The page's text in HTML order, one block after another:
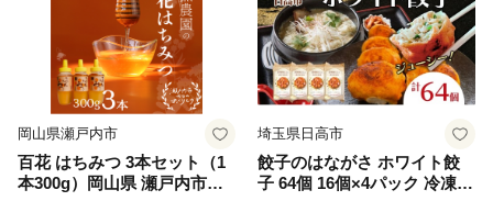
岡山県瀬戸内市
百花 はちみつ 3本セット（1
本300g）岡山県 瀬戸内市産
埼玉県日高市
餃子のはながさ ホワイト餃
子 64個 16個×4パック 冷凍